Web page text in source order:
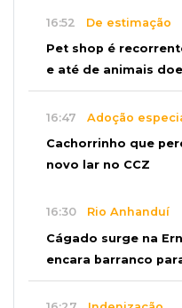
16:52 De estimação
Pet shop é
e até de animais
16:47 Adoção
Cachorrinho que
novo lar no CCZ
16:30 Rio Anhanduí
Cágado surge na
encara barranco